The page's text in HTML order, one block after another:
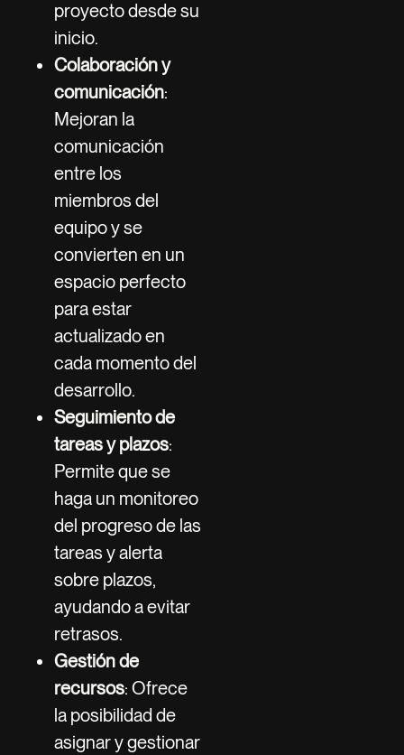
proyecto desde su
inicio.
Colaboración y
comunicación:
Mejoran la
comunicación
entre los
miembros del
equipo y se
convierten en un
espacio perfecto
para estar
actualizado en
cada momento del
desarrollo.
Seguimiento de
tareas y plazos:
Permite que se
haga un monitoreo
del progreso de las
tareas y alerta
sobre plazos,
ayudando a evitar
retrasos.
Gestión de
recursos: Ofrece
la posibilidad de
asignar y gestionar